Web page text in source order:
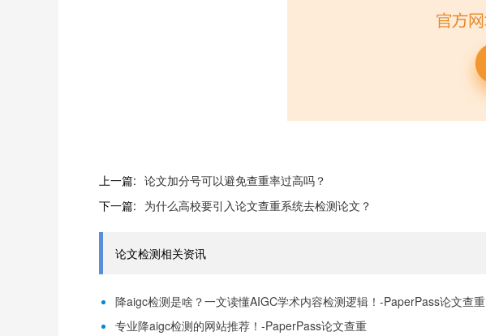
上一篇: 论文加分号可以避免查重率过高吗？
下一篇: 为什么高校要引入论文查重系统去检测论文？
论文检测相关资讯
降aigc检测是啥？一文读懂AIGC学术内容检测逻辑！-PaperPass论文查重
专业降aigc检测的网站推荐！-PaperPass论文查重